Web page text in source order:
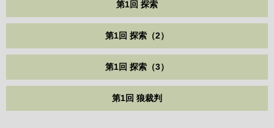
第1回 探索
第1回 探索（2）
第1回 探索（3）
第1回 狼裁判